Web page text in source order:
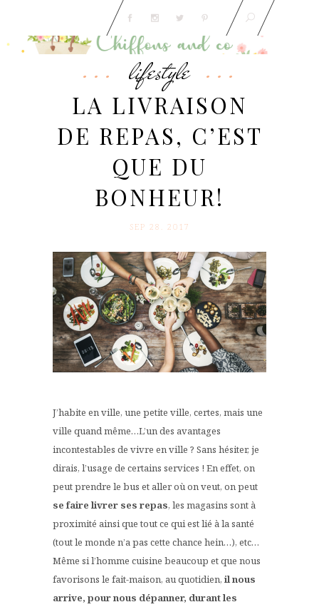
lifestyle
LA LIVRAISON
DE REPAS, C’EST
QUE DU
BONHEUR!
SEP 28. 2017
J’habite en ville, une petite ville, certes, mais une
ville quand même…L’un des avantages
incontestables de vivre en ville ? Sans hésiter, je
dirais, l’usage de certains services ! En effet, on
peut prendre le bus et aller où on veut, on peut
se faire livrer ses repas, les magasins sont à
proximité ainsi que tout ce qui est lié à la santé
(tout le monde n’a pas cette chance hein…), etc…
Même si l’homme cuisine beaucoup et que nous
favorisons le fait-maison, au quotidien, il nous
arrive, pour nous dépanner, durant les